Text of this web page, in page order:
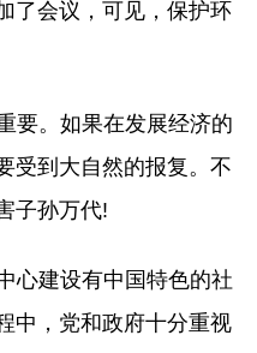
了会议，可见，保护环
要。如果在发展经济的
受到大自然的报复。不
子孙万代!
心建设有中国特色的社
中，党和政府十分重视